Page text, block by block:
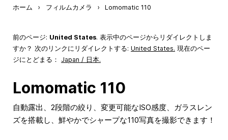
ホーム › フィルムカメラ › Lomomatic 110
前のページ: United States. 表示中のページからリダイレクトしま
すか？ 次のリンクにリダイレクトする: United States. 現在のペー
ジにとどまる： Japan / 日本.
Lomomatic 110
自動露出、2段階の絞り、変更可能なISO感度、ガラスレン
ズを搭載し、鮮やかでシャープな110写真を撮影できます！